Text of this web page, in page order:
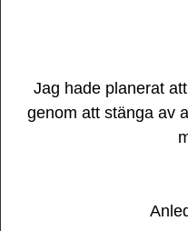
Jag hade planerat
genom att stänga av